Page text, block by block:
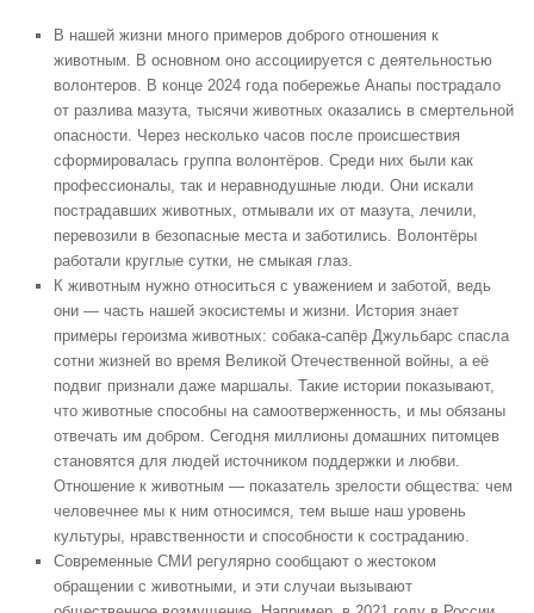
В нашей жизни много примеров доброго отношения к
животным. В основном оно ассоциируется с деятельностью
волонтеров. В конце 2024 года побережье Анапы пострадало
от разлива мазута, тысячи животных оказались в смертельной
опасности. Через несколько часов после происшествия
сформировалась группа волонтёров. Среди них были как
профессионалы, так и неравнодушные люди. Они искали
пострадавших животных, отмывали их от мазута, лечили,
перевозили в безопасные места и заботились. Волонтёры
работали круглые сутки, не смыкая глаз.
К животным нужно относиться с уважением и заботой, ведь
они — часть нашей экосистемы и жизни. История знает
примеры героизма животных: собака-сапёр Джульбарс спасла
сотни жизней во время Великой Отечественной войны, а её
подвиг признали даже маршалы. Такие истории показывают,
что животные способны на самоотверженность, и мы обязаны
отвечать им добром. Сегодня миллионы домашних питомцев
становятся для людей источником поддержки и любви.
Отношение к животным — показатель зрелости общества: чем
человечнее мы к ним относимся, тем выше наш уровень
культуры, нравственности и способности к состраданию.
Современные СМИ регулярно сообщают о жестоком
обращении с животными, и эти случаи вызывают